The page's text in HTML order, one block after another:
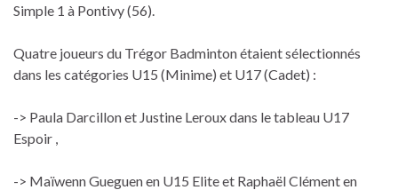
Simple 1 à Pontivy (56).
Quatre joueurs du Trégor Badminton étaient sélectionnés
dans les catégories U15 (Minime) et U17 (Cadet) :
-> Paula Darcillon et Justine Leroux dans le tableau U17
Espoir ,
-> Maïwenn Gueguen en U15 Elite et Raphaël Clément en